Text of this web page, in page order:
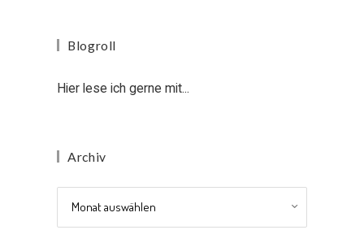
Blogroll
Hier lese ich gerne mit...
Archiv